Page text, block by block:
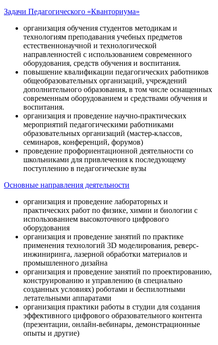
Задачи Педагогического «Кванториума»
организация обучения студентов методикам и
технологиям преподавания учебных предметов
естественнонаучной и технологической
направленностей с использованием современного
оборудования, средств обучения и воспитания.
повышение квалификации педагогических работников
общеобразовательных организаций, учреждений
дополнительного образования, в том числе оснащенных
современным оборудованием и средствами обучения и
воспитания.
организация и проведение научно-практических
мероприятий педагогическими работниками
образовательных организаций (мастер-классов,
семинаров, конференций, форумов)
проведение профориентационной деятельности со
школьниками для привлечения к последующему
поступлению в педагогические вузы
Основные направления деятельности
организация и проведение лабораторных и
практических работ по физике, химии и биологии с
использованием высокоточного цифрового
оборудования
организация и проведение занятий по практике
применения технологий 3D моделирования, реверс-
инжиниринга, лазерной обработки материалов и
промышленного дизайна
организация и проведение занятий по проектированию,
конструированию и управлению (в специально
созданных условиях) роботами и беспилотными
летательными аппаратами
организация практики работы в студии для создания
эффективного цифрового образовательного контента
(презентации, онлайн-вебинары, демонстрационные
опыты и другие)